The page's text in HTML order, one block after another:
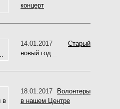
концерт
14.01.2017 Старый
новый год...
18.01.2017
Волонтеры
в нашем Центре